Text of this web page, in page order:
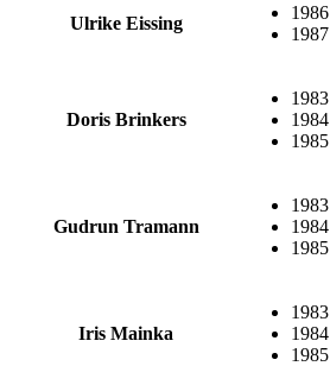
Ulrike Eissing
1986
1987
Doris Brinkers
1983
1984
1985
Gudrun Tramann
1983
1984
1985
Iris Mainka
1983
1984
1985